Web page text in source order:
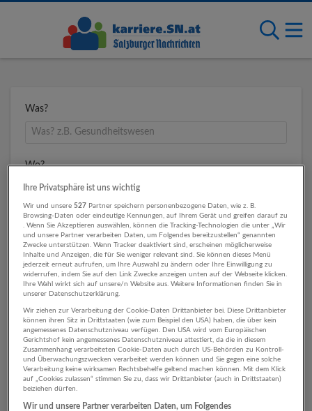
Was?
Wo?
Umkreis
1 Beratung, Consulting
Rechtsberatung und
Wirtschaftsprüfung
Ihre Privatsphäre ist uns wichtig
Wir und unsere 527 Partner speichern personenbezogene Daten, wie z. B.
Browsing-Daten oder eindeutige Kennungen, auf Ihrem Gerät und greifen darauf zu
. Wenn Sie Akzeptieren auswählen, können die Tracking-Technologien die unter „Wir
und unsere Partner verarbeiten Daten, um Folgendes bereitzustellen“ genannten
Zwecke unterstützen. Wenn Tracker deaktiviert sind, erscheinen möglicherweise
Inhalte und Anzeigen, die für Sie weniger relevant sind. Sie können dieses Menü
jederzeit erneut aufrufen, um Ihre Auswahl zu ändern oder Ihre Einwilligung zu
widerrufen, indem Sie auf den Link Zwecke anzeigen unten auf der Webseite klicken.
Ihre Wahl wirkt sich auf unsere/n Website aus. Weitere Informationen finden Sie in
unserer Datenschutzerklärung.
Wir ziehen zur Verarbeitung der Cookie-Daten Drittanbieter bei. Diese Drittanbieter
können ihren Sitz in Drittstaaten (wie zum Beispiel den USA) haben, die über kein
angemessenes Datenschutzniveau verfügen. Den USA wird vom Europäischen
Gerichtshof kein angemessenes Datenschutzniveau attestiert, da die in diesem
Zusammenhang verarbeiteten Cookie-Daten auch durch US-Behörden zu Kontroll-
und Überwachungszwecken verarbeitet werden können und Sie gegen eine solche
Verarbeitung keine wirksamen Rechtsbehelfe geltend machen können. Mit dem Klick
auf „Cookies zulassen“ stimmen Sie zu, dass wir Drittanbieter (auch in Drittstaaten)
beiziehen dürfen.
Wir und unsere Partner verarbeiten Daten, um Folgendes